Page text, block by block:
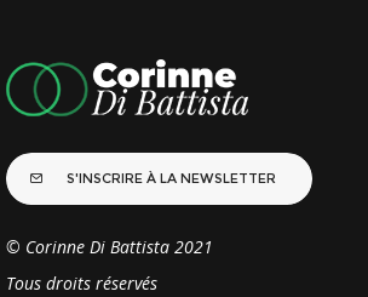
S'INSCRIRE À LA NEWSLETTER
© Corinne Di Battista 2021
Tous droits réservés